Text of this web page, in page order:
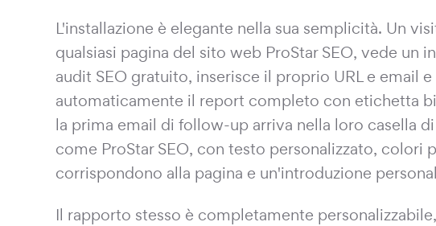
L'installazione è elegante nella sua semplicità. Un
qualsiasi pagina del sito web ProStar SEO, vede un
audit SEO gratuito, inserisce il proprio URL e email
automaticamente il report completo con etichetta
la prima email di follow-up arriva nella loro casella
come ProStar SEO, con testo personalizzato, colori
corrispondono alla pagina e un'introduzione
Il rapporto stesso è completamente